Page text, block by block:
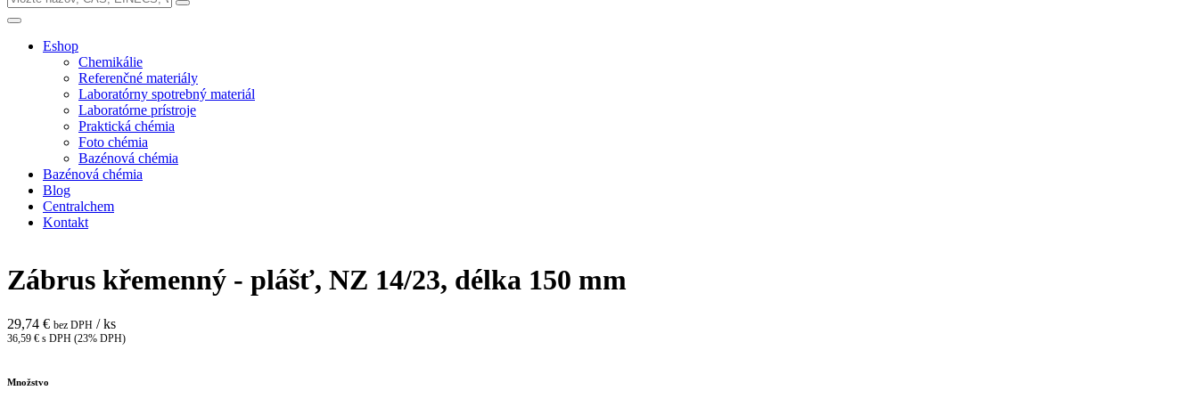
Eshop
Chemikálie
Referenčné materiály
Laboratórny spotrebný materiál
Laboratórne prístroje
Praktická chémia
Foto chémia
Bazénová chémia
Bazénová chémia
Blog
Centralchem
Kontakt
Zábrus křemenný - plášť, NZ 14/23, délka 150 mm
29,74 € bez DPH / ks
36,59 € s DPH (23% DPH)
Množstvo